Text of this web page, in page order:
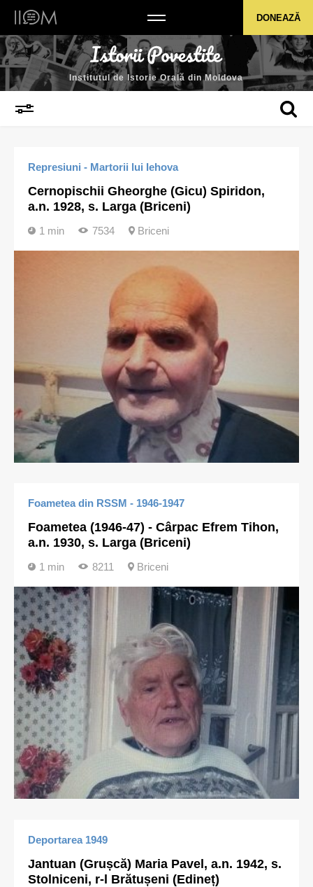
Institutul de Istorie Orală din MoldovaDONEAZĂ
Institutul de Istorie Orală din Moldova
Represiuni - Martorii lui Iehova
Cernopischii Gheorghe (Gicu) Spiridon,
a.n. 1928, s. Larga (Briceni)
1 min 7534 Briceni
Foametea din RSSM - 1946-1947
Foametea (1946-47) - Cârpac Efrem Tihon,
a.n. 1930, s. Larga (Briceni)
1 min 8211 Briceni
Deportarea 1949
Jantuan (Grușcă) Maria Pavel, a.n. 1942, s.
Stolniceni, r-l Brătușeni (Edineț)